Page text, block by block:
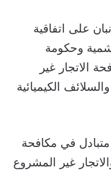
على اتفاقية
وحكومة
الاتجار غير
الكيميائية
في مكافحة
غير المشروع